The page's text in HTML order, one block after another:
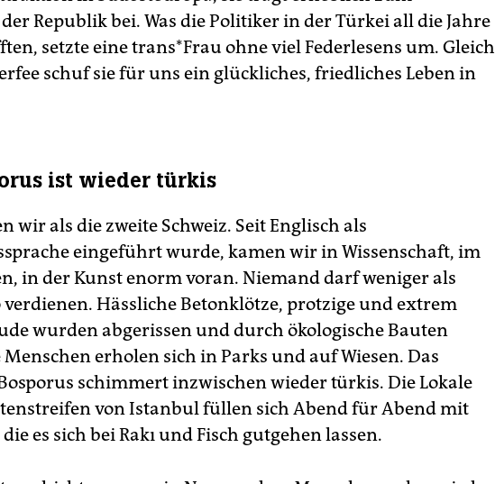
Republik bei. Was die Politiker in der Türkei all die Jahre
setzte eine trans*Frau ohne viel Federlesens um. Gleich
schuf sie für uns ein glückliches, friedliches Leben in
ist wieder türkis
wir als die zweite Schweiz. Seit Englisch als
eingeführt wurde, kamen wir in Wissenschaft, im
in der Kunst enorm voran. Niemand darf weniger als
verdienen. Hässliche Betonklötze, protzige und extrem
wurden abgerissen und durch ökologische Bauten
Menschen erholen sich in Parks und auf Wiesen. Das
schimmert inzwischen wieder türkis. Die Lokale
von Istanbul füllen sich Abend für Abend mit
es sich bei Rakı und Fisch gutgehen lassen.